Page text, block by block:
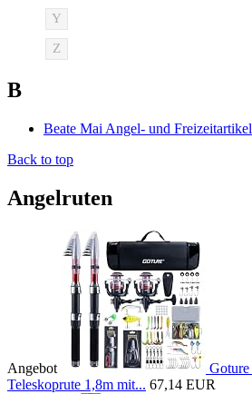
Y
Z
B
Beate Mai Angel- und Freizeitartikel
Back to top
Angelruten
Angebot
Teleskoprute 1,8m mit... 67,14 EUR